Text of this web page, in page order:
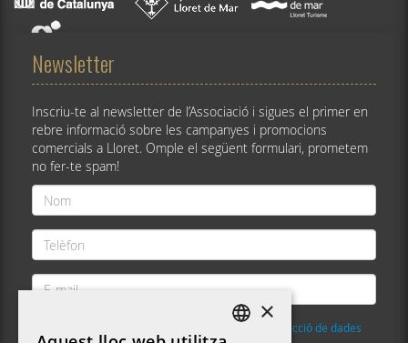
Newsletter
Inscriu-te al newsletter de l’Associació i sigues el primer en
rebre informació sobre les campanyes i promocions
comercials a Lloret. Omple el següent formulari, prometem
no fer-te spam!
Nom
*
Telèfon
*
E-
Política de privacitat i protecció de dades
×